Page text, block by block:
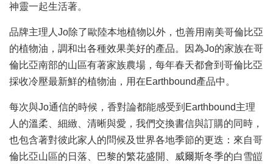
神靈一起生活著。
品牌主理人Jo除了歐陸本地植物以外，也善用南美哥倫比亞
的植物油，調和出各種效果美好的產品。因為Jo的家族在哥
倫比亞南部的山區有著家族農場，每年春天都會到哥倫比亞
採收冷壓最新鮮的植物油，用在Earthbound產品中。
每次與Jo通信的時候，香對論都能感受到Earthbound主理
人的溫柔、細緻、清晰與愛，我們交換書信與訂購的同時，
也包含著對彼此家人的問候及世界各地季節的更迭：來自哥
倫比亞山區的日落、巴黎的繁花盛開、威爾斯冬季的白雪皚